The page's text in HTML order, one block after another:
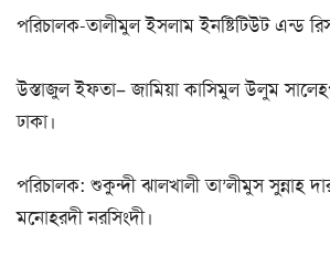
পরিচালক-তালীমুল ইসলাম ইনষ্টিটিউট এন্ড
উস্তাজুল ইফতা– জামিয়া কাসিমুল উলুম
ঢাকা।
পরিচালক: শুকুন্দী ঝালখালী তা’লীমুস সুন্নাহ
মনোহরদী নরসিংদী।